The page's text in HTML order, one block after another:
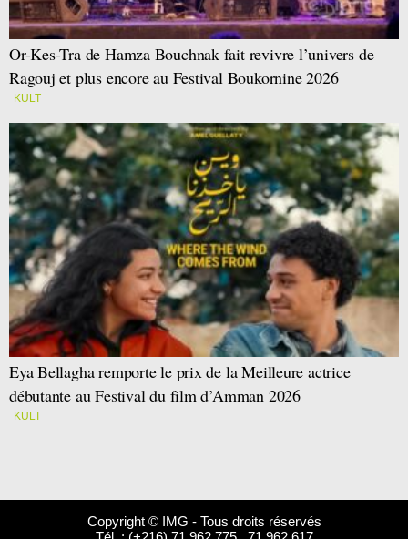
Or-Kes-Tra de Hamza Bouchnak fait revivre l’univers de
Ragouj et plus encore au Festival Boukornine 2026
KULT
Eya Bellagha remporte le prix de la Meilleure actrice
débutante au Festival du film d’Amman 2026
KULT
Copyright © IMG - Tous droits réservés